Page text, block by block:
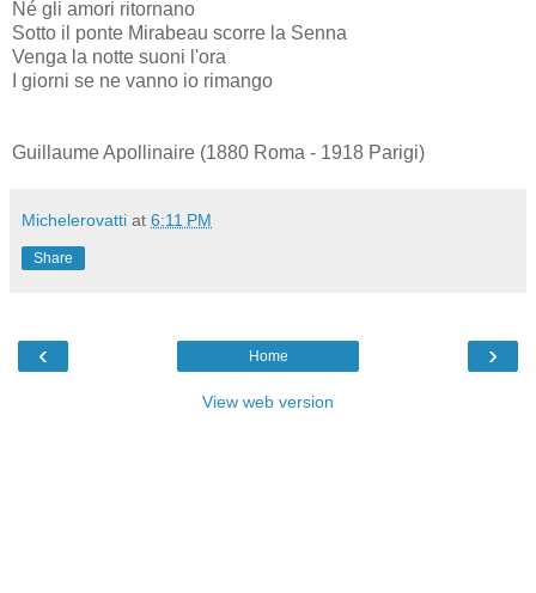
Né gli amori ritornano
Sotto il ponte Mirabeau scorre la Senna
Venga la notte suoni l'ora
I giorni se ne vanno io rimango
Guillaume Apollinaire (1880 Roma - 1918 Parigi)
Michelerovatti at 6:11 PM
Share
‹ ›
Home
View web version